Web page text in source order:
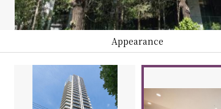
Appearance